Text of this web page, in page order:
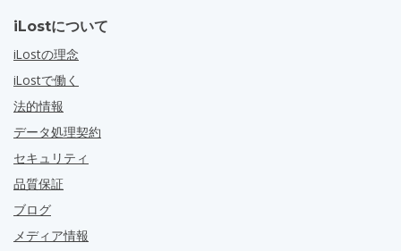
iLostについて
iLostの理念
iLostで働く
法的情報
データ処理契約
セキュリティ
品質保証
ブログ
メディア情報